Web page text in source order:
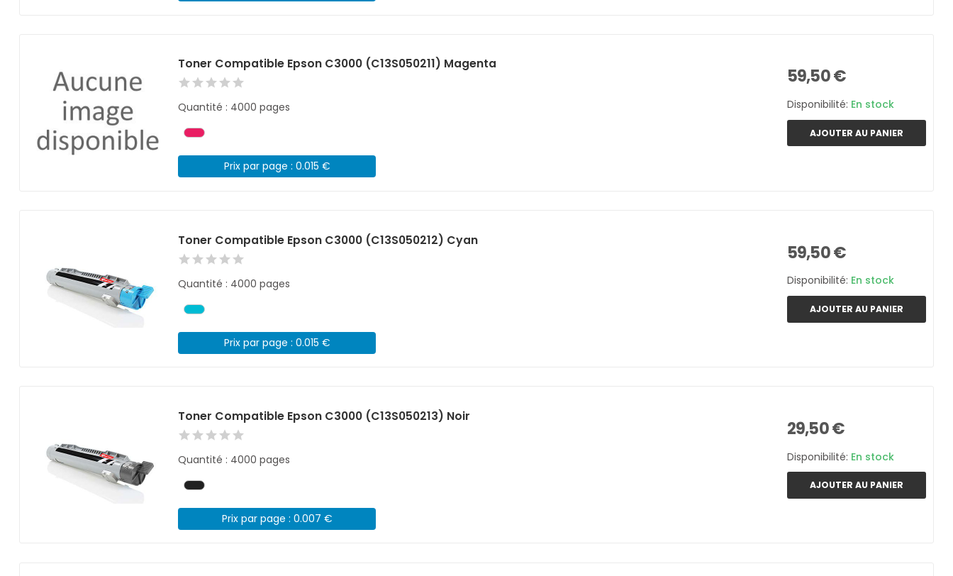
Toner Compatible Epson C3000 (C13S050211) Magenta
Quantité : 4000 pages
Prix par page : 0.015 €
59,50 €
Disponibilité: En stock
AJOUTER AU PANIER
Toner Compatible Epson C3000 (C13S050212) Cyan
Quantité : 4000 pages
Prix par page : 0.015 €
59,50 €
Disponibilité: En stock
AJOUTER AU PANIER
Toner Compatible Epson C3000 (C13S050213) Noir
Quantité : 4000 pages
Prix par page : 0.007 €
29,50 €
Disponibilité: En stock
AJOUTER AU PANIER